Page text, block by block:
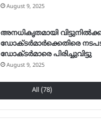
August 9, 2025
അനധികൃതമായി
ഡോക്ടര്‍മാര്‍ക്കെതിരെ
ഡോക്ടര്‍മാരെ പിരിച്ചുവിട്ടു
August 9, 2025
All (78)